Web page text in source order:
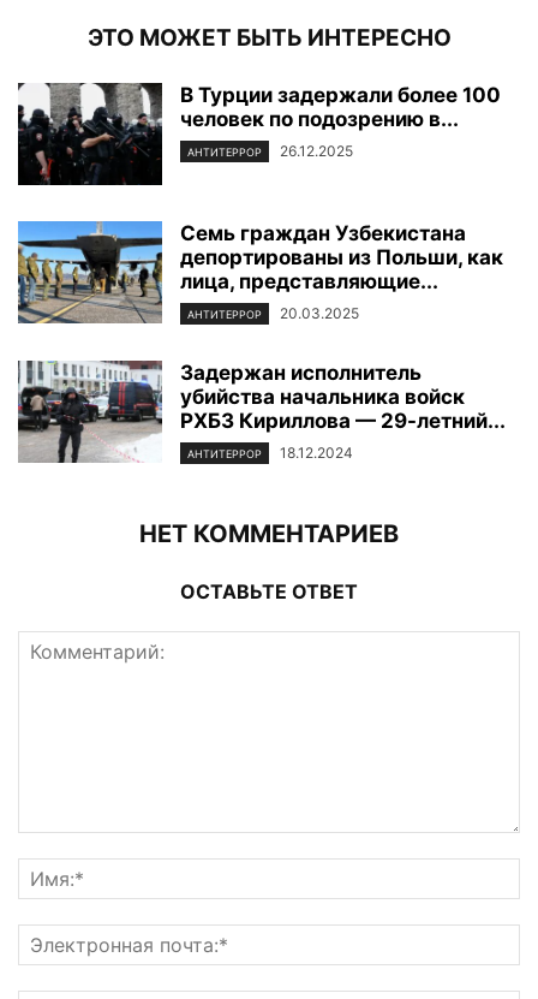
ЭТО МОЖЕТ БЫТЬ ИНТЕРЕСНО
В Турции задержали более 100
человек по подозрению в...
АНТИТЕРРОР 26.12.2025
Семь граждан Узбекистана
депортированы из Польши, как
лица, представляющие...
АНТИТЕРРОР 20.03.2025
Задержан исполнитель
убийства начальника войск
РХБЗ Кириллова — 29-летний...
АНТИТЕРРОР 18.12.2024
НЕТ КОММЕНТАРИЕВ
ОСТАВЬТЕ ОТВЕТ